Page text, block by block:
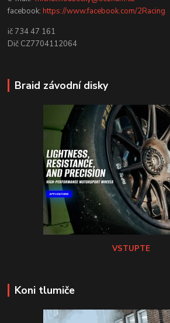
facebook:https://www.facebook.com/2Racing
ič 734 47 161
Dič CZ7704112064
Braid závodní disky
VSTUPTE
Koni tlumiče